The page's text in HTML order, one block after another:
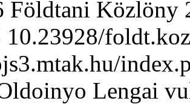
Földtani Közlöny
10.23928/
Lengai